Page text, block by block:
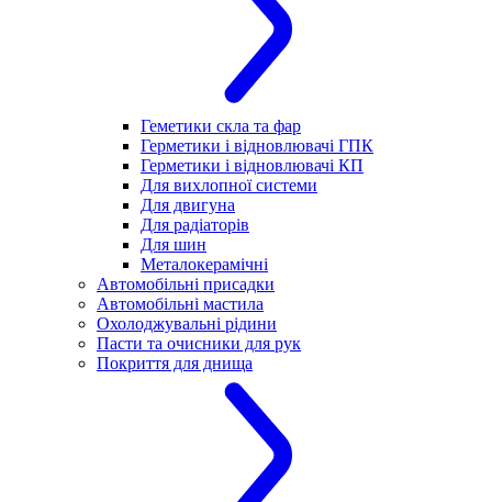
Геметики скла та фар
Герметики і відновлювачі ГПК
Герметики і відновлювачі КП
Для вихлопної системи
Для двигуна
Для радіаторів
Для шин
Металокерамічні
Автомобільні присадки
Автомобільні мастила
Охолоджувальні рідини
Пасти та очисники для рук
Покриття для днища